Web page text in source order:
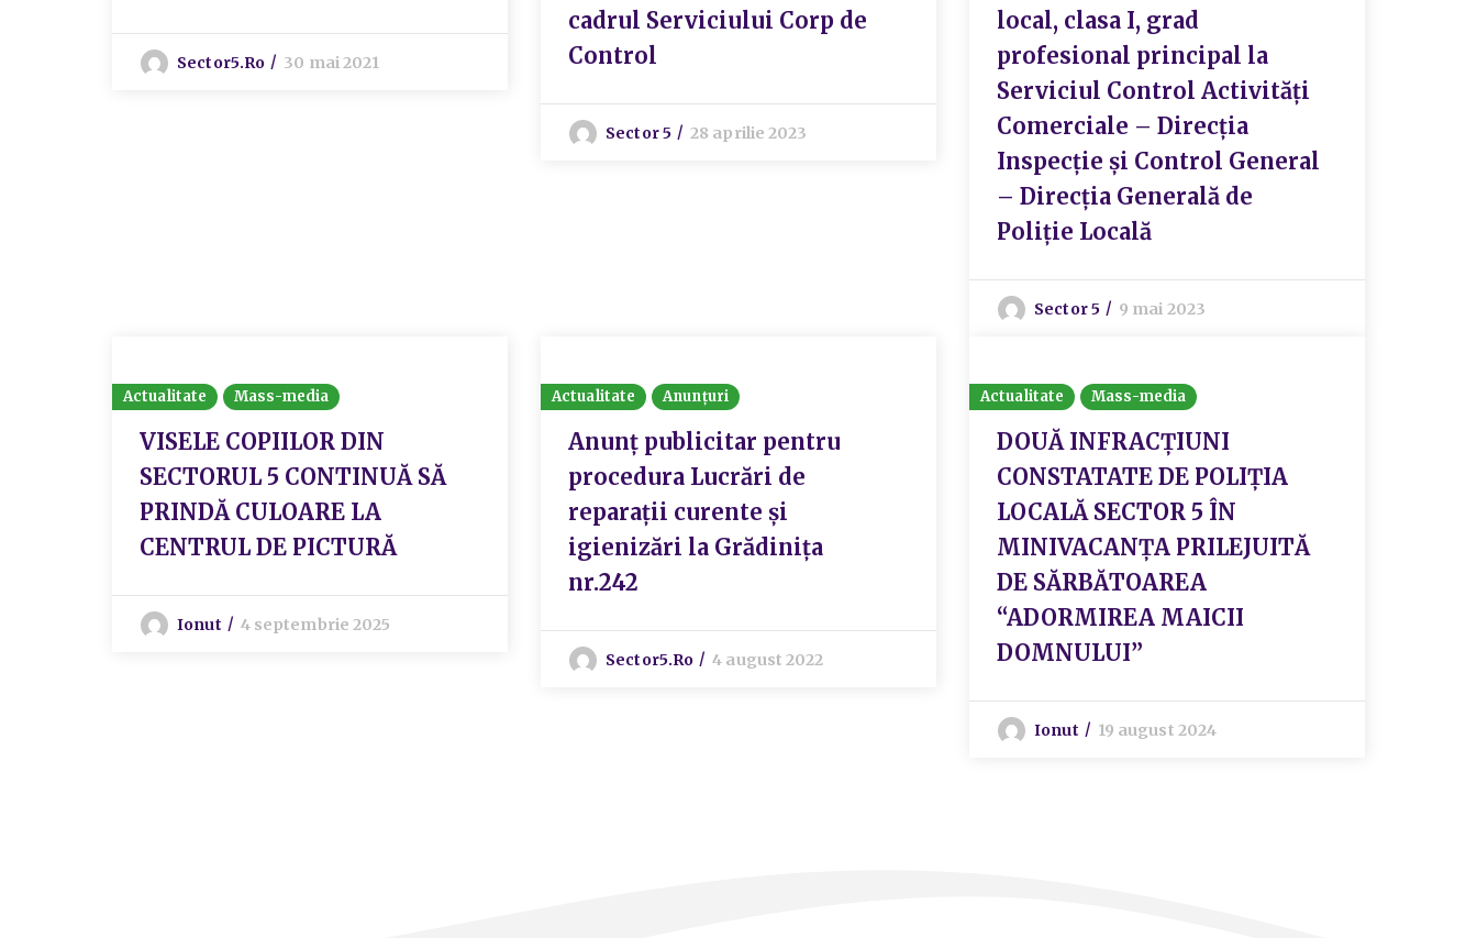
Sector5.ro 30 mai 2021
cadrul Serviciului Corp de
Control
Sector 5 28 aprilie 2023
local, clasa I, grad
profesional principal la
Serviciul Control Activități
Comerciale – Direcția
Inspecție și Control General
– Direcția Generală de
Poliție Locală
Sector 5 9 mai 2023
Actualitate Mass-media
VISELE COPIILOR DIN
SECTORUL 5 CONTINUĂ SĂ
PRINDĂ CULOARE LA
CENTRUL DE PICTURĂ
Ionut 4 septembrie 2025
Actualitate Anunțuri
Anunț publicitar pentru
procedura Lucrări de
reparații curente și
igienizări la Grădinița
nr.242
Sector5.ro 4 august 2022
Actualitate Mass-media
DOUĂ INFRACȚIUNI
CONSTATATE DE POLIȚIA
LOCALĂ SECTOR 5 ÎN
MINIVACANȚA PRILEJUITĂ
DE SĂRBĂTOAREA
“ADORMIREA MAICII
DOMNULUI”
Ionut 19 august 2024